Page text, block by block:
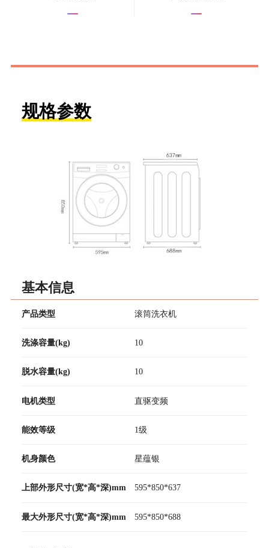
规格参数
基本信息
产品类型 滚筒洗衣机
洗涤容量(kg) 10
脱水容量(kg) 10
电机类型 直驱变频
能效等级 1级
机身颜色 星蕴银
上部外形尺寸(宽*高*深)mm 595*850*637
最大外形尺寸(宽*高*深)mm 595*850*688